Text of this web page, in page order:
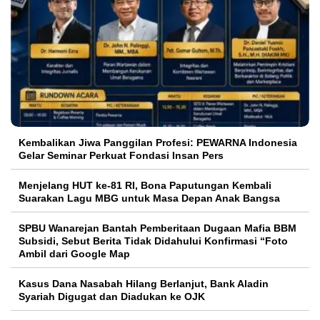
Kembalikan Jiwa Panggilan Profesi: PEWARNA Indonesia
Gelar Seminar Perkuat Fondasi Insan Pers
Menjelang HUT ke-81 RI, Bona Paputungan Kembali
Suarakan Lagu MBG untuk Masa Depan Anak Bangsa
SPBU Wanarejan Bantah Pemberitaan Dugaan Mafia BBM
Subsidi, Sebut Berita Tidak Didahului Konfirmasi “Foto
Ambil dari Google Map
Kasus Dana Nasabah Hilang Berlanjut, Bank Aladin
Syariah Digugat dan Diadukan ke OJK